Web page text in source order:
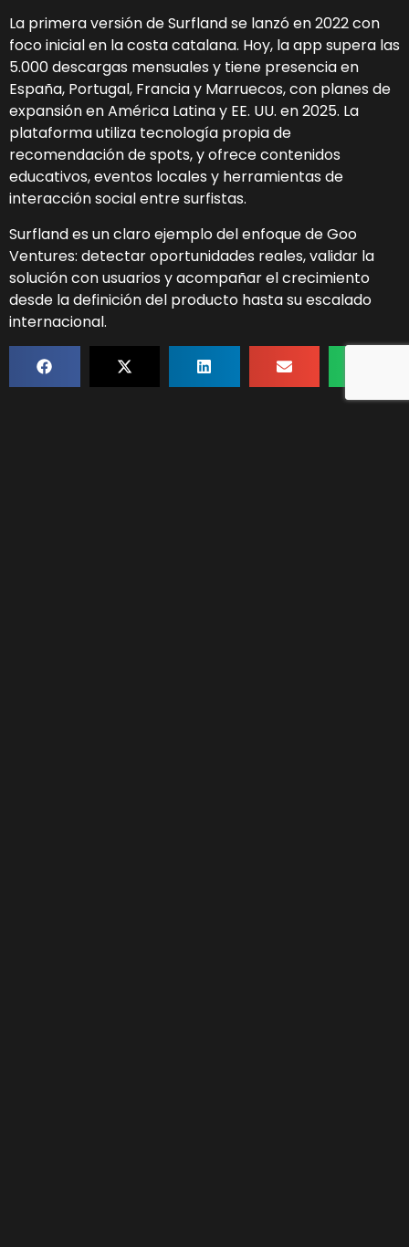
La primera versión de Surfland se lanzó en 2022 con
foco inicial en la costa catalana. Hoy, la app supera las
5.000 descargas mensuales y tiene presencia en
España, Portugal, Francia y Marruecos, con planes de
expansión en América Latina y EE. UU. en 2025. La
plataforma utiliza tecnología propia de
recomendación de spots, y ofrece contenidos
educativos, eventos locales y herramientas de
interacción social entre surfistas.
Surfland es un claro ejemplo del enfoque de Goo
Ventures: detectar oportunidades reales, validar la
solución con usuarios y acompañar el crecimiento
desde la definición del producto hasta su escalado
internacional.